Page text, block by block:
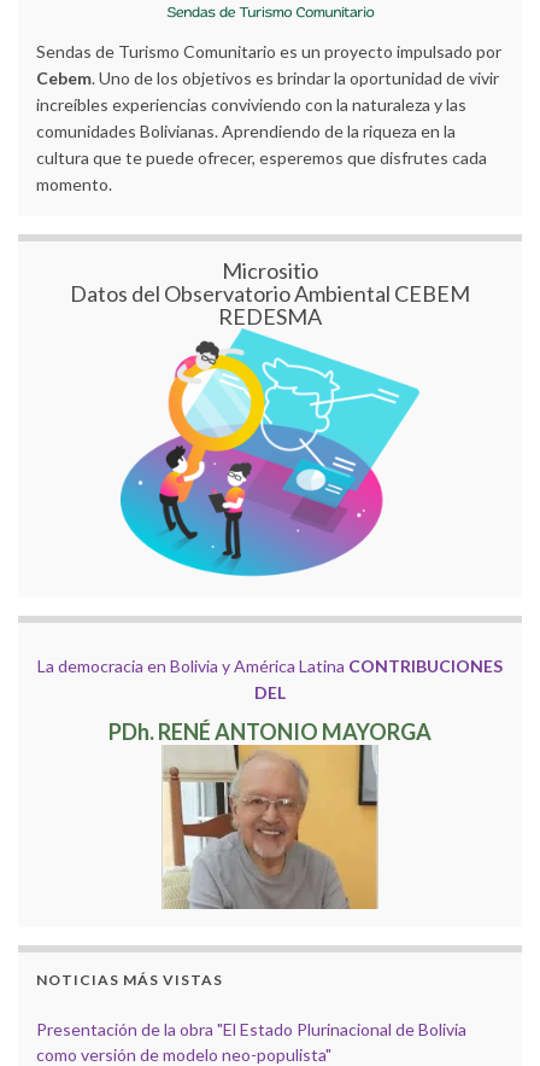
Sendas de Turismo Comunitario es un proyecto impulsado por
Cebem. Uno de los objetivos es brindar la oportunidad de vivir
increíbles experiencias conviviendo con la naturaleza y las
comunidades Bolivianas. Aprendiendo de la riqueza en la
cultura que te puede ofrecer, esperemos que disfrutes cada
momento.
Micrositio
Datos del Observatorio Ambiental CEBEM
REDESMA
La democracia en Bolivia y América Latina CONTRIBUCIONES
DEL
PDh. RENÉ ANTONIO MAYORGA
NOTICIAS MÁS VISTAS
Presentación de la obra "El Estado Plurinacional de Bolivia
como versión de modelo neo-populista"